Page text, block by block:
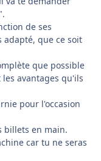
de ses
que ce soit
que possible
avantages qu'ils
pour l'occasion
billets en main.
car tu ne seras